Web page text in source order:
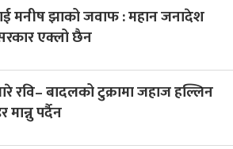
मनीष झाको जवाफ : महान जनादेश
एक्लो छैन
रवि– बादलको टुक्रामा जहाज हल्लिन
पर्दैन